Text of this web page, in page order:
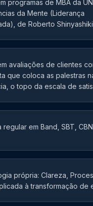
programas de MBA da
da Mente (Liderança
de Roberto
avaliações de clientes
que coloca as palestras
o topo da escala de
regular em Band, SBT,
própria: Clareza,
à transformação de